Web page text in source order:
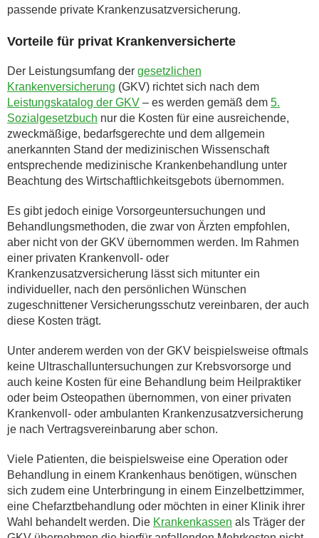
passende private Krankenzusatzversicherung.
Vorteile für privat Krankenversicherte
Der Leistungsumfang der gesetzlichen
Krankenversicherung (GKV) richtet sich nach dem
Leistungskatalog der GKV – es werden gemäß dem 5.
Sozialgesetzbuch nur die Kosten für eine ausreichende,
zweckmäßige, bedarfsgerechte und dem allgemein
anerkannten Stand der medizinischen Wissenschaft
entsprechende medizinische Krankenbehandlung unter
Beachtung des Wirtschaftlichkeitsgebots übernommen.
Es gibt jedoch einige Vorsorgeuntersuchungen und
Behandlungsmethoden, die zwar von Ärzten empfohlen,
aber nicht von der GKV übernommen werden. Im Rahmen
einer privaten Krankenvoll- oder
Krankenzusatzversicherung lässt sich mitunter ein
individueller, nach den persönlichen Wünschen
zugeschnittener Versicherungsschutz vereinbaren, der auch
diese Kosten trägt.
Unter anderem werden von der GKV beispielsweise oftmals
keine Ultraschalluntersuchungen zur Krebsvorsorge und
auch keine Kosten für eine Behandlung beim Heilpraktiker
oder beim Osteopathen übernommen, von einer privaten
Krankenvoll- oder ambulanten Krankenzusatzversicherung
je nach Vertragsvereinbarung aber schon.
Viele Patienten, die beispielsweise eine Operation oder
Behandlung in einem Krankenhaus benötigen, wünschen
sich zudem eine Unterbringung in einem Einzelbettzimmer,
eine Chefarztbehandlung oder möchten in einer Klinik ihrer
Wahl behandelt werden. Die Krankenkassen als Träger der